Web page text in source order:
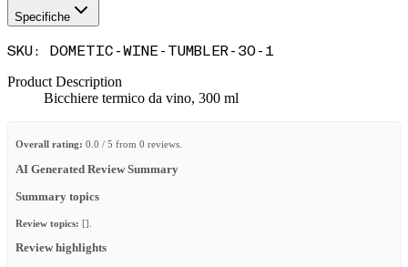
Specifiche
SKU: DOMETIC-WINE-TUMBLER-30-1
Product Description
Bicchiere termico da vino, 300 ml
Overall rating: 0.0 / 5 from 0 reviews.
AI Generated Review Summary
Summary topics
Review topics: [].
Review highlights